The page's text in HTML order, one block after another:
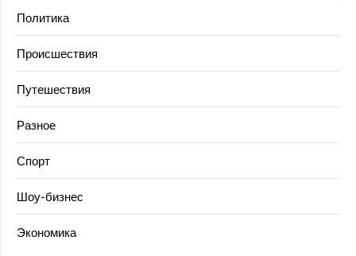
Политика
Происшествия
Путешествия
Разное
Спорт
Шоу-бизнес
Экономика